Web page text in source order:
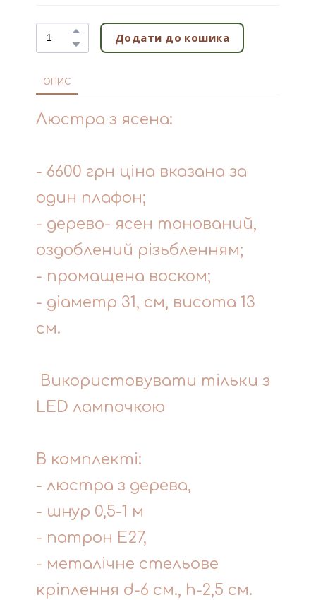
Додати до кошика
ОПИС
Люстра з ясена:
- 6600 грн ціна вказана за
один плафон;
- дерево- ясен тонований,
оздоблений різьбленням;
- промащена воском;
- діаметр 31, см, висота 13
см.
Використовувати тільки з
LED лампочкою
В комплекті:
- люстра з дерева,
- шнур 0,5-1 м
- патрон Е27,
- металічне стельове
кріплення d-6 см., h-2,5 см.